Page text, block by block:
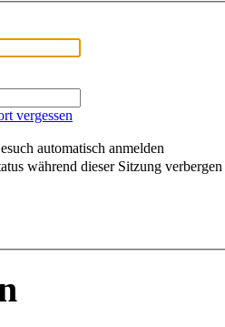
vergessen
automatisch anmelden
während dieser Sitzung verbergen